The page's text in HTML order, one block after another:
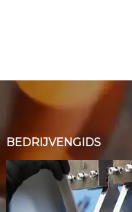
BEDRIJVENGIDS